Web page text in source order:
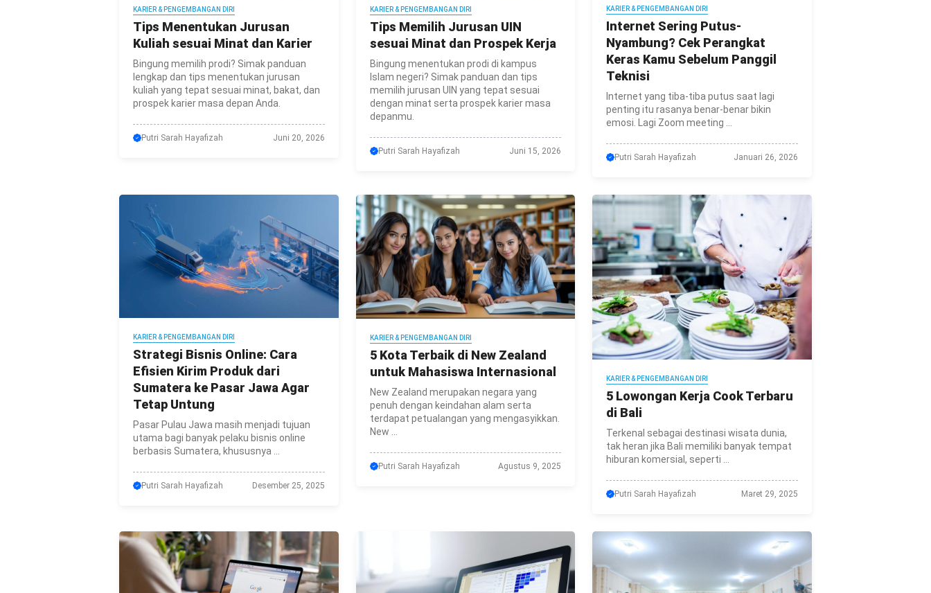
KARIER & PENGEMBANGAN DIRI
Tips Menentukan Jurusan
Kuliah sesuai Minat dan Karier
Bingung memilih prodi? Simak panduan
lengkap dan tips menentukan jurusan
kuliah yang tepat sesuai minat, bakat, dan
prospek karier masa depan Anda.
Putri Sarah Hayafizah Juni 20, 2026
KARIER & PENGEMBANGAN DIRI
Tips Memilih Jurusan UIN
sesuai Minat dan Prospek Kerja
Bingung menentukan prodi di kampus
Islam negeri? Simak panduan dan tips
memilih jurusan UIN yang tepat sesuai
dengan minat serta prospek karier masa
depanmu.
Putri Sarah Hayafizah Juni 15, 2026
KARIER & PENGEMBANGAN DIRI
Internet Sering Putus-
Nyambung? Cek Perangkat
Keras Kamu Sebelum Panggil
Teknisi
Internet yang tiba-tiba putus saat lagi
penting itu rasanya benar-benar bikin
emosi. Lagi Zoom meeting ...
Putri Sarah Hayafizah Januari 26, 2026
KARIER & PENGEMBANGAN DIRI
Strategi Bisnis Online: Cara
Efisien Kirim Produk dari
Sumatera ke Pasar Jawa Agar
Tetap Untung
Pasar Pulau Jawa masih menjadi tujuan
utama bagi banyak pelaku bisnis online
berbasis Sumatera, khususnya ...
Putri Sarah Hayafizah Desember 25, 2025
KARIER & PENGEMBANGAN DIRI
5 Kota Terbaik di New Zealand
untuk Mahasiswa Internasional
New Zealand merupakan negara yang
penuh dengan keindahan alam serta
terdapat petualangan yang mengasyikkan.
New ...
Putri Sarah Hayafizah Agustus 9, 2025
KARIER & PENGEMBANGAN DIRI
5 Lowongan Kerja Cook Terbaru
di Bali
Terkenal sebagai destinasi wisata dunia,
tak heran jika Bali memiliki banyak tempat
hiburan komersial, seperti ...
Putri Sarah Hayafizah Maret 29, 2025